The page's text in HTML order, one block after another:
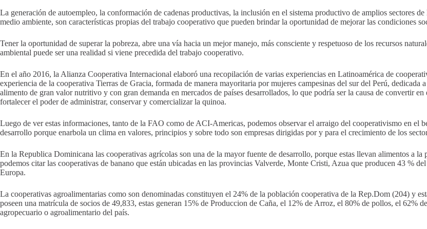
La generación de autoempleo, la conformación de cadenas productivas, la inclusión en el sistema productivo de amplios sectores
medio ambiente, son características propias del trabajo cooperativo que pueden brindar la oportunidad de mejorar las condiciones
Tener la oportunidad de superar la pobreza, abre una vía hacia un mejor manejo, más consciente y respetuoso de los recursos
ambiental puede ser una realidad si viene precedida del trabajo cooperativo.
En el año 2016, la Alianza Cooperativa Internacional elaboró una recopilación de varias experiencias en Latinoamérica de
experiencia de la cooperativa Tierras de Gracia, formada de manera mayoritaria por mujeres campesinas del sur del Perú,
alimento de gran valor nutritivo y con gran demanda en mercados de países desarrollados, lo que podría ser la causa de convertir
fortalecer el poder de administrar, conservar y comercializar la quinoa.
Luego de ver estas informaciones, tanto de la FAO como de ACI-Americas, podemos observar el arraigo del cooperativismo en el
desarrollo porque enarbola un clima en valores, principios y sobre todo son empresas dirigidas por y para el crecimiento de los
En la Republica Dominicana las cooperativas agrícolas son una de la mayor fuente de desarrollo, porque estas llevan alimentos a
podemos citar las cooperativas de banano que están ubicadas en las provincias Valverde, Monte Cristi, Azua que producen 43 %
Europa.
La cooperativas agroalimentarias como son denominadas constituyen el 24% de la población cooperativa de la Rep.Dom (204) y
poseen una matrícula de socios de 49,833, estas generan 15% de Produccion de Caña, el 12% de Arroz, el 80% de pollos, el 62%
agropecuario o agroalimentario del país.